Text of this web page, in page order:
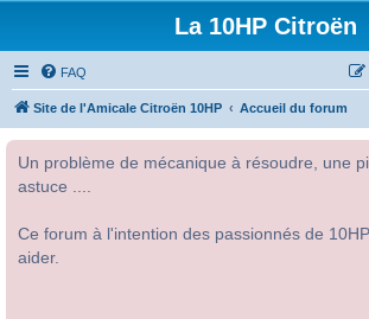
La 10HP Citroën
FAQ
Site de l'Amicale Citroën 10HP Accueil du forum
Un problème de mécanique à résoudre, une
astuce ....
Ce forum à l'intention des passionnés de
aider.